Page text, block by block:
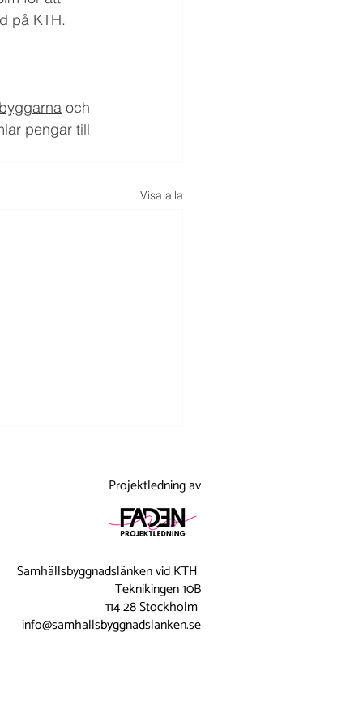
på KTH.
och
pengar till
Visa alla
till sommarjobb –
och företag möttes
Projektledning av
Samhällsbyggnadslänken vid KTH
Teknikingen 10B
114 28 Stockholm
info@samhallsbyggnadslanken.se